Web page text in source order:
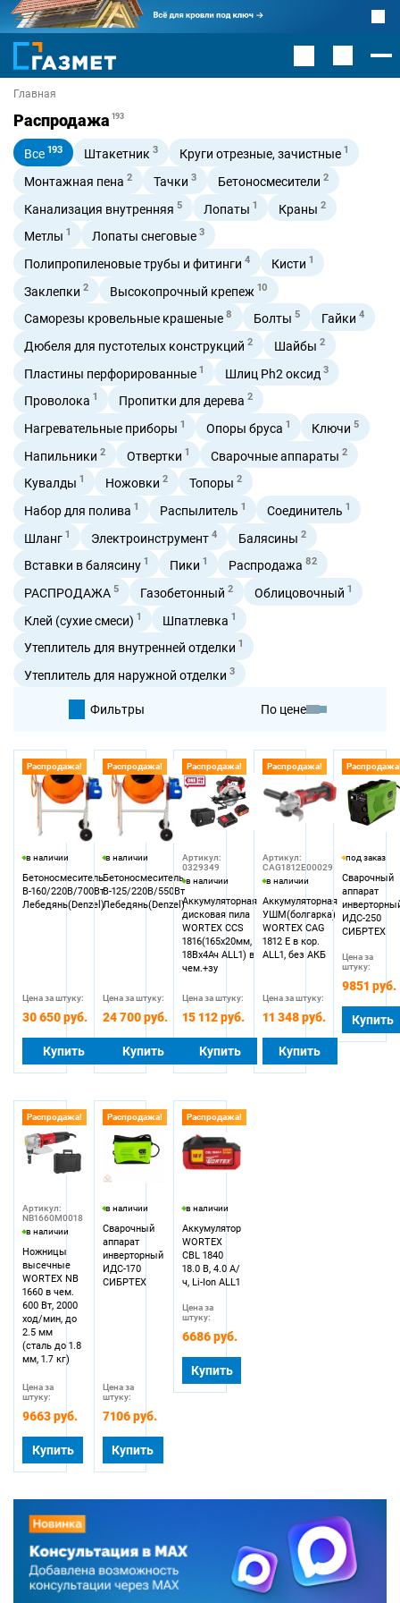
Главная
Распродажа 193
Все 193 Штакетник 3 Круги отрезные, зачистные 1
Монтажная пена 2 Тачки 3 Бетоносмесители 2
Канализация внутренняя 5 Лопаты 1 Краны 2
Метлы 1 Лопаты снеговые 3
Полипропиленовые трубы и фитинги 4 Кисти 1
Заклепки 2 Высокопрочный крепеж 10
Саморезы кровельные крашеные 8 Болты 5 Гайки 4
Дюбеля для пустотелых конструкций 2 Шайбы 2
Пластины перфорированные 1 Шлиц Ph2 оксид 3
Проволока 1 Пропитки для дерева 2
Нагревательные приборы 1 Опоры бруса 1 Ключи 5
Напильники 2 Отвертки 1 Сварочные аппараты 2
Кувалды 1 Ножовки 2 Топоры 2
Набор для полива 1 Распылитель 1 Соединитель 1
Шланг 1 Электроинструмент 4 Балясины 2
Вставки в балясину 1 Пики 1 Распродажа 82
РАСПРОДАЖА 5 Газобетонный 2 Облицовочный 1
Клей (сухие смеси) 1 Шпатлевка 1
Утеплитель для внутренней отделки 1
Утеплитель для наружной отделки 3
По умолчанию
По цене
По цене
Фильтры
Распродажа!
в наличии
Бетоносмеситель
В-160/220В/700Вт
Лебедянь(Denzel)
Цена за штуку:
30 650 руб.
Купить
Распродажа!
в наличии
Бетоносмеситель
В-125/220В/550Вт
Лебедянь(Denzel)
Цена за штуку:
24 700 руб.
Купить
Артикул:
0329349
Распродажа!
в наличии
Аккумуляторная
дисковая пила
WORTEX CCS
1816(165х20мм,
18Вх4Ач ALL1) в
чем.+зу
Цена за штуку:
15 112 руб.
Купить
Артикул:
CAG1812E00029
Распродажа!
в наличии
Аккумуляторная
УШМ(болгарка)
WORTEX CAG
1812 E в кор.
ALL1, без АКБ
Цена за штуку:
11 348 руб.
Купить
под заказ
Сварочный
аппарат
ИДС-250
СИБРТЕХ
Цена за
штуку:
9851 руб.
Купить
Артикул:
NB1660M0018
Распродажа!
в наличии
Ножницы
высечные
WORTEX NB
1660 в чем.
600 Вт, 2000
ход/мин, до
2.5 мм
(сталь до 1.8
мм, 1.7 кг)
Цена за
штуку:
9663 руб.
Купить
Распродажа!
в наличии
Сварочный
аппарат
инверторный
ИДС-170
СИБРТЕХ
Цена за
штуку:
7106 руб.
Купить
Распродажа!
в наличии
Аккумулятор
WORTEX
CBL 1840
18.0 В, 4.0 А/
ч, Li-Ion ALL1
Цена за
штуку:
6686 руб.
Купить